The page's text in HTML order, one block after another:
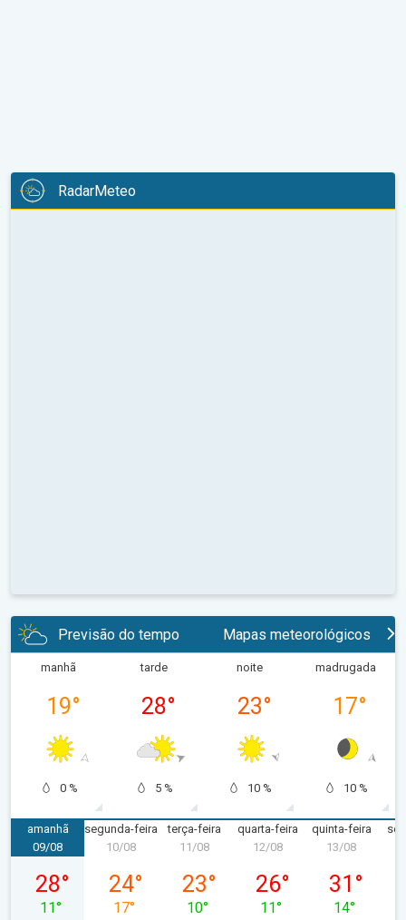
RadarMeteo
Previsão do tempo Mapas meteorológicos
manhã
19°
0 %
tarde
28°
5 %
noite
23°
10 %
madrugada
17°
10 %
amanhã
domingo, 09/08
09/08
28°
11°
segunda-feira
segunda-feira, 10/08
10/08
24°
17°
terça-feira
terça-feira, 11/08
11/08
23°
10°
quarta-feira
quarta-feira, 12/08
12/08
26°
11°
quinta-feira
13/08
31 °
14°